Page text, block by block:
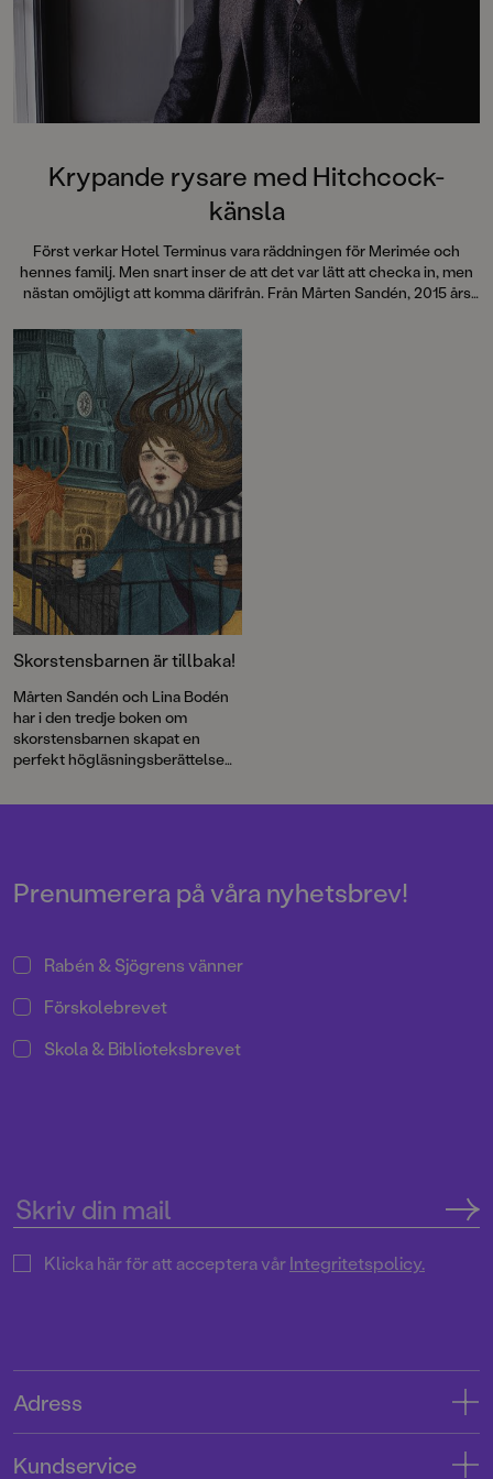
Krypande rysare med Hitchcock-
känsla
Först verkar Hotel Terminus vara räddningen för Merimée och
hennes familj. Men snart inser de att det var lätt att checka in, men
nästan omöjligt att komma därifrån. Från Mårten Sandén, 2015 års
stämning som garanterat ger rysningar längs ryggraden.
Skorstensbarnen är tillbaka!
Mårten Sandén och Lina Bodén
har i den tredje boken om
skorstensbarnen skapat en
perfekt högläsningsberättelse
Prenumerera på våra nyhetsbrev!
Rabén & Sjögrens vänner
Förskolebrevet
Skola & Biblioteksbrevet
Klicka här för att acceptera vårIntegritetspolicy.
Adress
Kundservice